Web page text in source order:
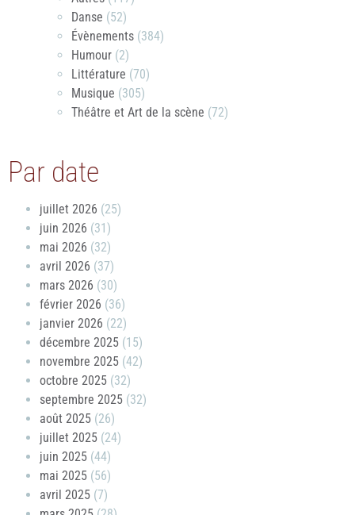
Danse (52)
Évènements (384)
Humour (2)
Littérature (70)
Musique (305)
Théâtre et Art de la scène (72)
Par date
juillet 2026 (25)
juin 2026 (31)
mai 2026 (32)
avril 2026 (37)
mars 2026 (30)
février 2026 (36)
janvier 2026 (22)
décembre 2025 (15)
novembre 2025 (42)
octobre 2025 (32)
septembre 2025 (32)
août 2025 (26)
juillet 2025 (24)
juin 2025 (44)
mai 2025 (56)
avril 2025 (7)